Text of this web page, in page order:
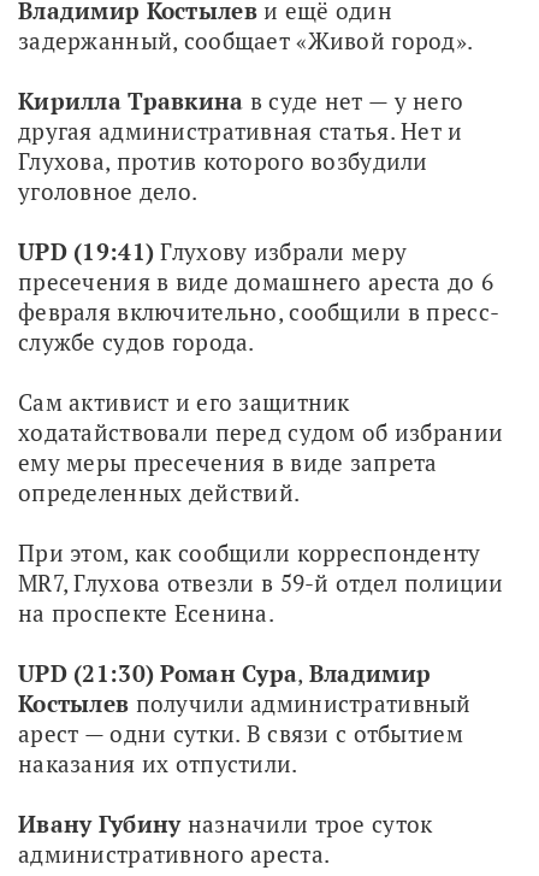
Владимир Костылев и ещё один
задержанный, сообщает «Живой город».
Кирилла Травкина в суде нет — у него
другая административная статья. Нет и
Глухова, против которого возбудили
уголовное дело.
UPD (19:41) Глухову избрали меру
пресечения в виде домашнего ареста до 6
февраля включительно, сообщили в пресс-
службе судов города.
Сам активист и его защитник
ходатайствовали перед судом об избрании
ему меры пресечения в виде запрета
определенных действий.
При этом, как сообщили корреспонденту
MR7, Глухова отвезли в 59-й отдел полиции
на проспекте Есенина.
UPD (21:30) Роман Сура, Владимир
Костылев получили административный
арест — одни сутки. В связи с отбытием
наказания их отпустили.
Ивану Губину назначили трое суток
административного ареста.